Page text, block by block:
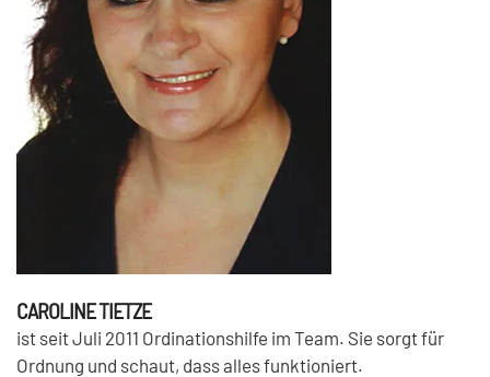
CAROLINE TIETZE
ist seit Juli 2011 Ordinationshilfe im Team. Sie sorgt für
Ordnung und schaut, dass alles funktioniert.